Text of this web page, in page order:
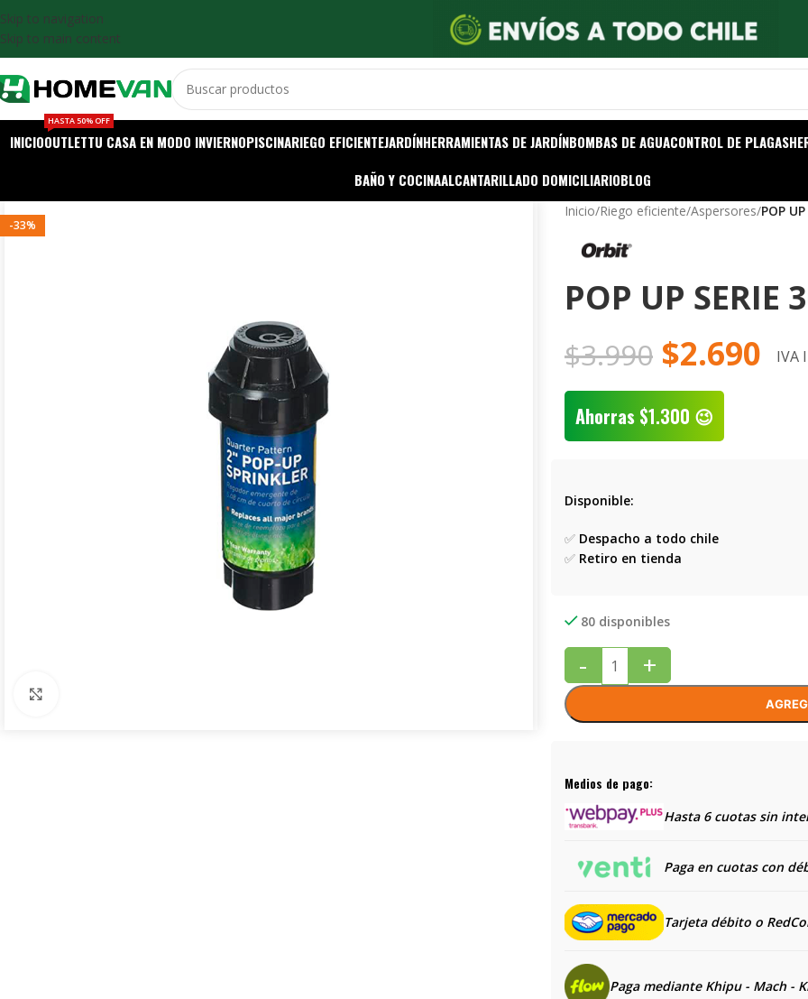
Skip to navigation
Skip to main content
INICIOOUTLET
HASTA 50% OFF
TU CASA EN MODO INVIERNOPISCINARIEGO EFICIENTEJARDÍNHERRAMIENTAS DE JARDÍNBOMBAS DE AGUACONTROL DE PLAGAS
BAÑO Y COCINAALCANTARILLADO DOMICILIARIOBLOG
-33%
Inicio/Riego eficiente/Aspersores/POP
POP UP SERIE
$3.990 $2.690 IVA
Ahorras $1.300 😉
Disponible:
✅ Despacho a todo chile
✅ Retiro en tienda
80 disponibles
- +
Medios de pago:
Hasta 6 cuotas sin
Paga en cuotas con
Tarjeta débito o
Paga mediante Khipu - Mach -